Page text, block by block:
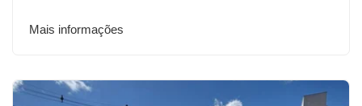
Mais informações